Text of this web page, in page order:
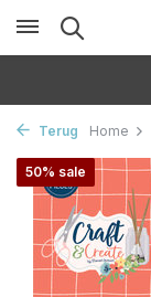
Terug Home
50% sale